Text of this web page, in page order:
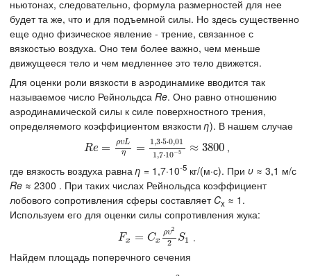
ньютонах, следовательно, формула размерностей для нее
будет та же, что и для подъемной силы. Но здесь существенно
еще одно физическое явление - трение, связанное с
вязкостью воздуха. Оно тем более важно, чем меньше
движущееся тело и чем медленнее это тело движется.
Для оценки роли вязкости в аэродинамике вводится так
называемое число Рейнольдса Re. Оно равно отношению
аэродинамической силы к силе поверхностного трения,
определяемого коэффициентом вязкостиη). В нашем случае
Re = ρυL
η
= 1,3⋅5⋅0,01
1 ,7⋅10−5 ≈ 3800
Re= ρυ Lη=1 ,3⋅ 5⋅0,011,7 ⋅10−5≈3800
,
где вязкость воздуха равнаη = 1,7·10-5 кг/(м·с). При υ ≈ 3,1 м/с
Re ≈ 2300 . При таких числах Рейнольдса коэффициент
лобового сопротивления сферы составляет Cx ≈ 1.
Используем его для оценки силы сопротивления жука:
Fx = Cx
ρυ2
2 S1
Fx= Cx ρυ22S1
.
Найдем площадь поперечного сечения